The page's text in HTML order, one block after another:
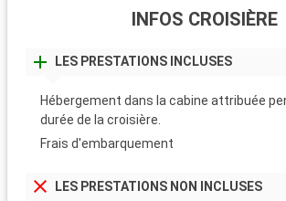
INFOS CROISIÈRE
LES PRESTATIONS INCLUSES
Hébergement dans la cabine attribuée
durée de la croisière.
Frais d'embarquement
LES PRESTATIONS NON INCLUSES